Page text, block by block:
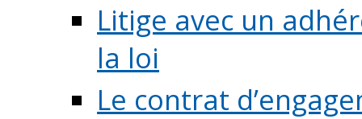
Litige avec un
la loi
Le contrat